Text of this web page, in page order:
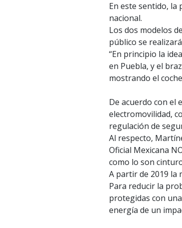
En este sentido, la
nacional.
Los dos modelos
público se
“En principio la
en Puebla, y el
mostrando el
De acuerdo con el
electromovilidad,
regulación de
Al respecto,
Oficial Mexicana
como lo son
A partir de 2019 la
Para reducir la
protegidas con
energía de un